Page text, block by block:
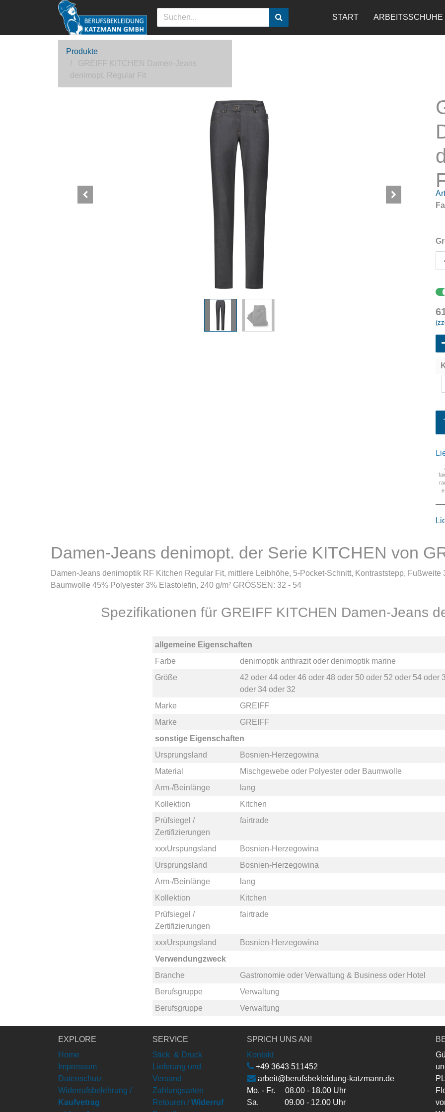
START ARBEITSSCHUHE
Produkte
GREIFF KITCHEN Damen-Jeans
denimopt. Regular Fit
e
Damen-Jeans denimopt. der Serie KITCHEN von
Damen-Jeans denimoptik RF Kitchen Regular Fit, mittlere Leibhöhe, 5-Pocket-Schnitt, Kontraststepp, Fußweite
Baumwolle 45% Polyester 3% Elastolefin, 240 g/m² GRÖSSEN: 32 - 54
Spezifikationen für GREIFF KITCHEN Damen-Jeans
allgemeine Eigenschaften
Farbe
denimoptik anthrazitoder denimoptik marine
Größe
42 oder 44oder 46 oder 48 oder 50oder 52 oder 54oder
oder 34oder 32
Marke
GREIFF
Marke
GREIFF
sonstige Eigenschaften
Ursprungsland
Bosnien-Herzegowina
Material
Mischgewebe oder Polyesteroder Baumwolle
Arm-/Beinlänge
lang
Kollektion
Kitchen
Prüfsiegel /
Zertifizierungen
fairtrade
xxxUrspungsland
Bosnien-Herzegowina
Ursprungsland
Bosnien-Herzegowina
Arm-/Beinlänge
lang
Kollektion
Kitchen
Prüfsiegel /
Zertifizierungen
fairtrade
xxxUrspungsland
Bosnien-Herzegowina
Verwendungzweck
Branche
Gastronomie oder Verwaltung & Businessoder Hotel
Berufsgruppe
Verwaltung
Berufsgruppe
Verwaltung
EXPLORE
Home
Impressum
Datenschutz
Widerrufsbelehrung /
Kaufvetrag
SERVICE
Stick & Druck
Lieferung und
Versand
Zahlungsarten
Retouren / Widerruf
SPRICH UNS AN!
Kontakt
+49 3643 511452
arbeit@berufsbekleidung-katzmann.de
Mo. - Fr. 08.00 - 18.00 Uhr
Sa. 09.00 - 12.00 Uhr